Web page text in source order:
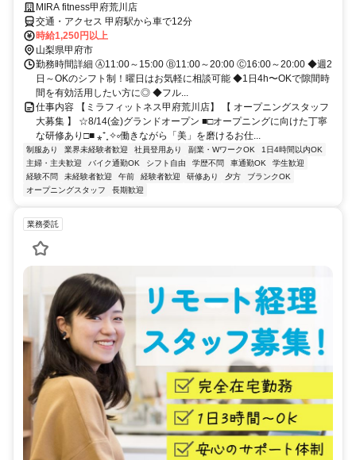
MIRA fitness甲府荒川店
交通・アクセス 甲府駅から車で12分
時給1,250円以上
山梨県甲府市
勤務時間詳細 Ⓐ11:00～15:00 Ⓑ11:00～20:00 Ⓒ16:00～20:00 ◆週2
日～OKのシフト制！曜日はお気軽に相談可能 ◆1日4h〜OKで隙間時
間を有効活用したい方に◎ ◆フル...
仕事内容 【ミラフィットネス甲府荒川店】 【 オープニングスタッフ
大募集 】 ☆8/14(金)グランドオープン ■□オープニングに向けた丁寧
な研修あり□■ ⁎⁺˳✧༚働きながら「美」を磨けるお仕...
制服あり 業界未経験者歓迎 社員登用あり 副業・WワークOK
1日4時間以内OK
主婦・主夫歓迎
バイク通勤OK シフト自由 学歴不問 車通勤OK
学生歓迎
経験不問
未経験者歓迎 午前 経験者歓迎 研修あり 夕方
ブランクOK
オープニングスタッフ
長期歓迎
業務委託